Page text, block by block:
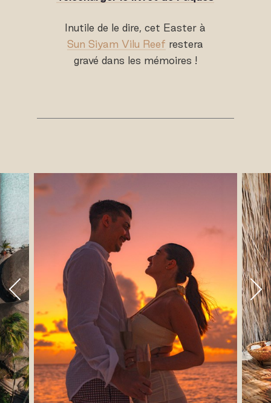
Inutile de le dire, cet Easter à
Sun Siyam Vilu Reef restera
gravé dans les mémoires !